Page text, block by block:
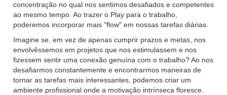
concentração no qual nos sentimos desafiados e competentes
ao mesmo tempo. Ao trazer o Play para o trabalho,
poderemos incorporar mais "flow" em nossas tarefas diárias.
Imagine se, em vez de apenas cumprir prazos e metas, nos
envolvêssemos em projetos que nos estimulassem e nos
fizessem sentir uma conexão genuína com o trabalho? Ao nos
desafiarmos constantemente e encontrarmos maneiras de
tornar as tarefas mais interessantes, podemos criar um
ambiente profissional onde a motivação intrínseca floresce.